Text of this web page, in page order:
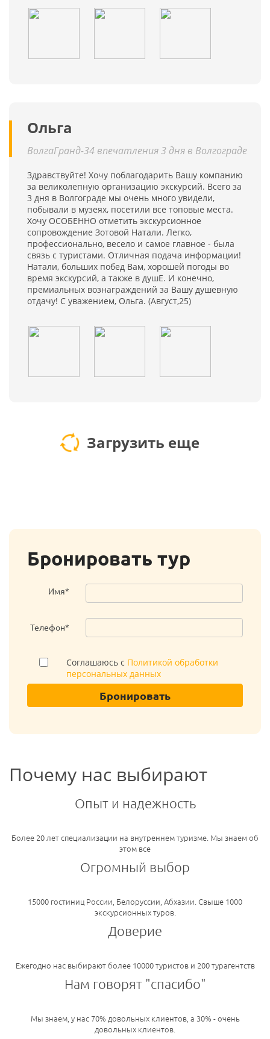
Ольга
ВолгаГранд-34 впечатления 3 дня в Волгограде
Здравствуйте! Хочу поблагодарить Вашу компанию
за великолепную организацию экскурсий. Всего за
3 дня в Волгограде мы очень много увидели,
побывали в музеях, посетили все топовые места.
Хочу ОСОБЕННО отметить экскурсионное
сопровождение Зотовой Натали. Легко,
профессионально, весело и самое главное - была
связь с туристами. Отличная подача информации!
Натали, больших побед Вам, хорошей погоды во
время экскурсий, а также в душЕ. И конечно,
премиальных вознаграждений за Вашу душевную
отдачу! С уважением, Ольга. (Август,25)
Загрузить еще
Бронировать тур
Имя*
Телефон*
Соглашаюсь с Политикой обработки
персональных данных
Бронировать
Почему нас выбирают
Опыт и надежность
Более 20 лет специализации на внутреннем туризме. Мы знаем об
этом все
Огромный выбор
15000 гостиниц России, Белоруссии, Абхазии. Свыше 1000
экскурсионных туров.
Доверие
Ежегодно нас выбирают более 10000 туристов и 200 турагентств
Нам говорят "спасибо"
Мы знаем, у нас 70% довольных клиентов, а 30% - очень
довольных клиентов.